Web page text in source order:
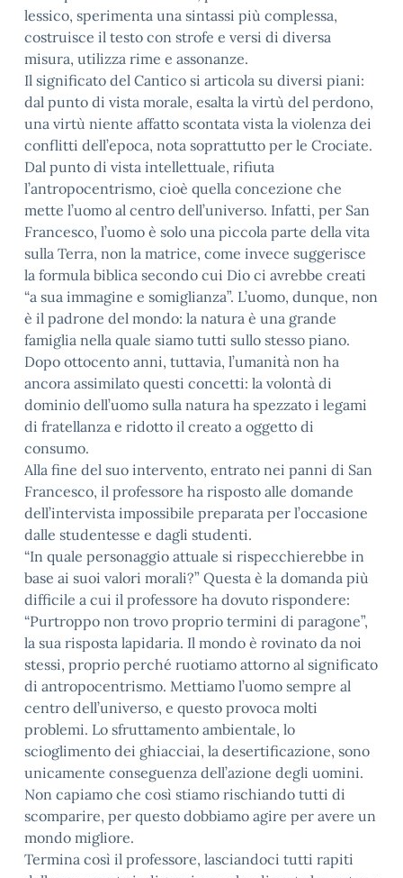
lessico, sperimenta una sintassi più complessa,
costruisce il testo con strofe e versi di diversa
misura, utilizza rime e assonanze.
Il significato del Cantico si articola su diversi piani:
dal punto di vista morale, esalta la virtù del perdono,
una virtù niente affatto scontata vista la violenza dei
conflitti dell’epoca, nota soprattutto per le Crociate.
Dal punto di vista intellettuale, rifiuta
l’antropocentrismo, cioè quella concezione che
mette l’uomo al centro dell’universo. Infatti, per San
Francesco, l’uomo è solo una piccola parte della vita
sulla Terra, non la matrice, come invece suggerisce
la formula biblica secondo cui Dio ci avrebbe creati
“a sua immagine e somiglianza”. L’uomo, dunque, non
è il padrone del mondo: la natura è una grande
famiglia nella quale siamo tutti sullo stesso piano.
Dopo ottocento anni, tuttavia, l’umanità non ha
ancora assimilato questi concetti: la volontà di
dominio dell’uomo sulla natura ha spezzato i legami
di fratellanza e ridotto il creato a oggetto di
consumo.
Alla fine del suo intervento, entrato nei panni di San
Francesco, il professore ha risposto alle domande
dell’intervista impossibile preparata per l’occasione
dalle studentesse e dagli studenti.
“In quale personaggio attuale si rispecchierebbe in
base ai suoi valori morali?” Questa è la domanda più
difficile a cui il professore ha dovuto rispondere:
“Purtroppo non trovo proprio termini di paragone”,
la sua risposta lapidaria. Il mondo è rovinato da noi
stessi, proprio perché ruotiamo attorno al significato
di antropocentrismo. Mettiamo l’uomo sempre al
centro dell’universo, e questo provoca molti
problemi. Lo sfruttamento ambientale, lo
scioglimento dei ghiacciai, la desertificazione, sono
unicamente conseguenza dell’azione degli uomini.
Non capiamo che così stiamo rischiando tutti di
scomparire, per questo dobbiamo agire per avere un
mondo migliore.
Termina così il professore, lasciandoci tutti rapiti